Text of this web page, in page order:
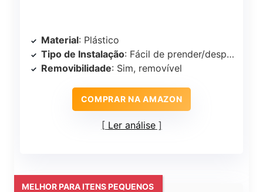
Material: Plástico
Tipo de Instalação: Fácil de prender/desprender
Removibilidade: Sim, removível
COMPRAR NA AMAZON
Ler análise
MELHOR PARA ITENS PEQUENOS